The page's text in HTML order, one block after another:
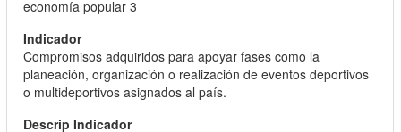
economía popular 3
Compromisos adquiridos para apoyar fases como la
planeación, organización o realización de eventos deportivos
o multideportivos asignados al país.